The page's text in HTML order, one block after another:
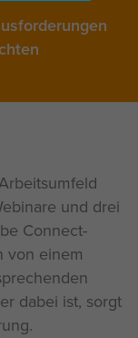
und drei
Connect-
von einem
dabei ist, sorgt